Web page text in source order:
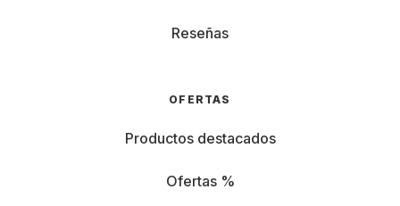
Reseñas
OFERTAS
Productos destacados
Ofertas %